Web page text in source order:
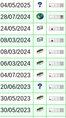
04/05/2025
28/07/2024
24/05/2024
08/03/2024
08/03/2024
06/03/2024
04/07/2023
20/06/2023
30/05/2023
30/05/2023